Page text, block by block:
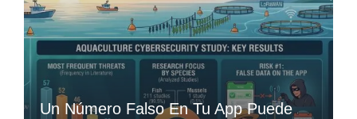
Un Número Falso En Tu App Puede